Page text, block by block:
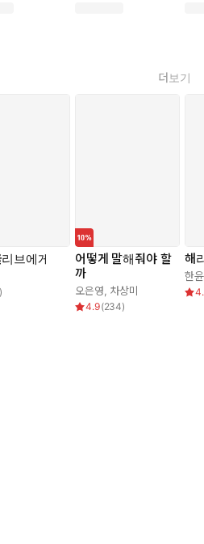
더보기
브에게
)
어떻게 말해줘야 할
까
오은영 차상미
4.9(234)
해
한